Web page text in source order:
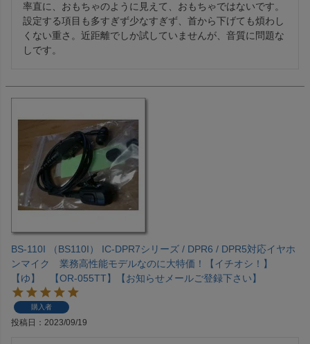
率直に、おもちゃのように見えて、おもちゃではないです。
設定する項目も多すぎず少なすぎず、首から下げても煩わし
くない重さ。近距離でしか試していませんが、音質に問題な
しです。
BS-110I （BS110I） IC-DPR7シリーズ / DPR6 / DPR5対応イヤホ
ンマイク 業務高性能モデルなのに大特価！【イチオシ！】
【ゆ】 【OR-055TT】【お知らせメールご登録下さい】
購入者
投稿日 2023/09/19